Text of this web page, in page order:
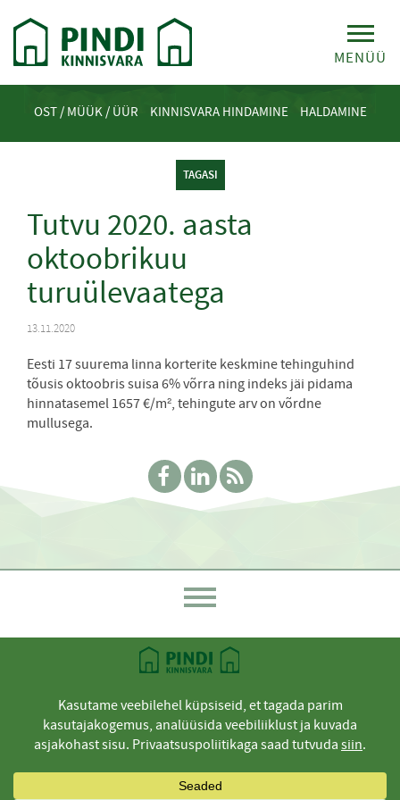
MENÜÜ
OST / MÜÜK / ÜÜR KINNISVARA HINDAMINE HALDAMINE
TAGASI
Tutvu 2020. aasta
oktoobrikuu
turuülevaatega
13.11.2020
Eesti 17 suurema linna korterite keskmine tehinguhind
tõusis oktoobris suisa 6% võrra ning indeks jäi pidama
hinnatasemel 1657 €/m², tehingute arv on võrdne
mullusega.